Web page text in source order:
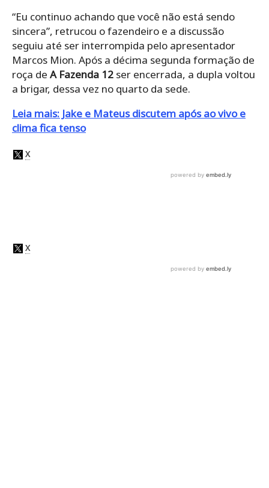
“Eu continuo achando que você não está sendo
sincera”, retrucou o fazendeiro e a discussão
seguiu até ser interrompida pelo apresentador
Marcos Mion. Após a décima segunda formação de
roça de A Fazenda 12 ser encerrada, a dupla voltou
a brigar, dessa vez no quarto da sede.
Leia mais: Jake e Mateus discutem após ao vivo e
clima fica tenso